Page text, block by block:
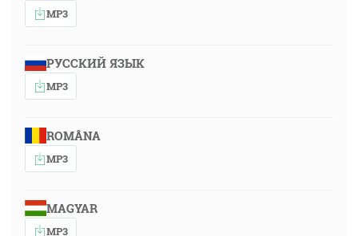
MP3
РУССКИЙ ЯЗЫК
MP3
ROMÂNA
MP3
MAGYAR
MP3